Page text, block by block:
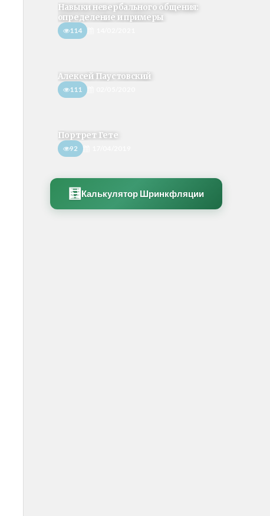
Навыки невербального общения:
определение и примеры
114
Алексей Паустовский
111
Портрет Гете
92
🧮 Калькулятор Шринкфляции